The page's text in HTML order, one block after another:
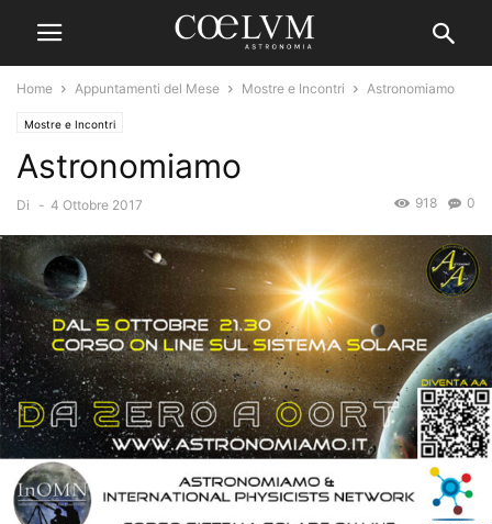
Home Appuntamenti del Mese Mostre e Incontri Astronomiamo
Mostre e Incontri
Astronomiamo
Di - 4 Ottobre 2017 0
918